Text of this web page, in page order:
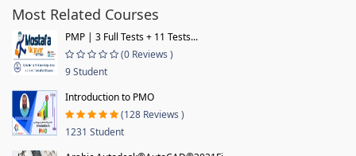
Most Related Courses
PMP | 3 Full Tests + 11 Tests...
(0 Reviews )
9 Student
Introduction to PMO
(128 Reviews )
1231 Student